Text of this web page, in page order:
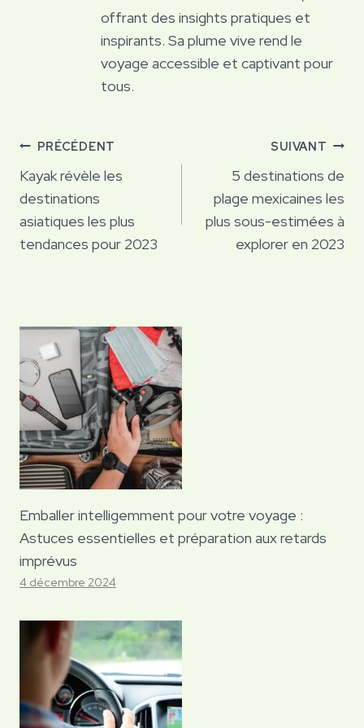
offrant des insights pratiques et
inspirants. Sa plume vive rend le
voyage accessible et captivant pour
tous.
Navigation
de
l’article
PRÉCÉDENT
Kayak révèle les
destinations
asiatiques les plus
tendances pour 2023
SUIVANT
5 destinations de
plage mexicaines les
plus sous-estimées à
explorer en 2023
Emballer intelligemment pour votre voyage :
Astuces essentielles et préparation aux retards
imprévus
4 décembre 2024